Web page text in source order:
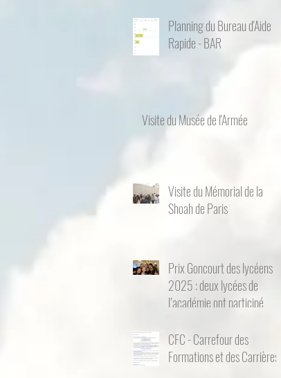
Planning du Bureau d'Aide
Rapide - BAR
Visite du Musée de l'Armée
Visite du Mémorial de la
Shoah de Paris
Prix Goncourt des lycéens
2025 : deux lycées de
l’académie ont participé
CFC - Carrefour des
Formations et des Carrières